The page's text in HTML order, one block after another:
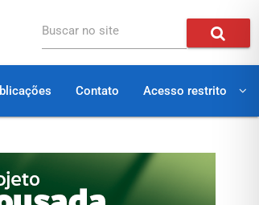
Buscar no site
Contato Acesso restrito